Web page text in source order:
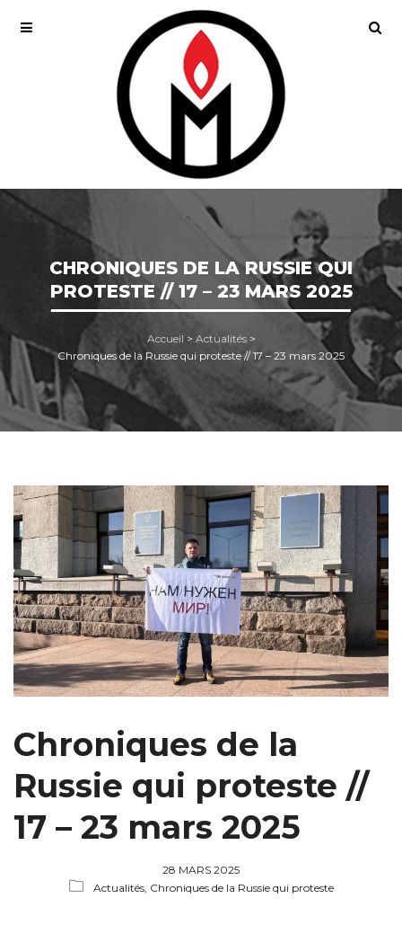
CHRONIQUES DE LA RUSSIE QUI
PROTESTE // 17 – 23 MARS 2025
Accueil > Actualités>
Chroniques de la Russie qui proteste // 17 – 23 mars 2025
Chroniques de la
Russie qui proteste //
17 – 23 mars 2025
28 MARS 2025
Actualités, Chroniques de la Russie qui proteste